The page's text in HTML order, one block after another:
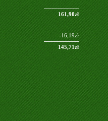
161,90zł
-16,19zł
145,71zł